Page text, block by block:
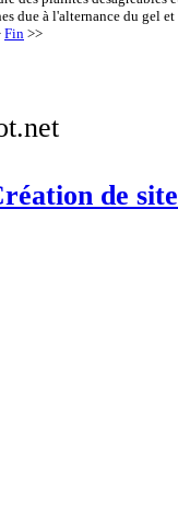
due à l'alternance du gel
Fin >>
de